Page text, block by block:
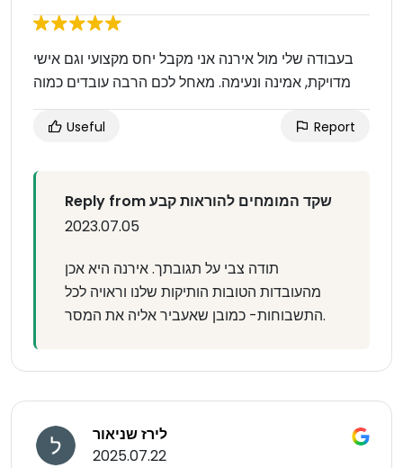
בעבודה שלי מול אירנה אני מקבל יחס מקצועי וגם אישי
מדויקת, אמינה ונעימה. מאחל לכם הרבה עובדים כמוה
Useful Report
Reply from שקד המומחים להוראות קבע
2023.07.05
תודה צבי על תגובתך. אירנה היא אכן
מהעובדות הטובות הותיקות שלנו וראויה לכל
התשבוחות- כמובן שאעביר אליה את המסר.
לירז שניאור
2025.07.22